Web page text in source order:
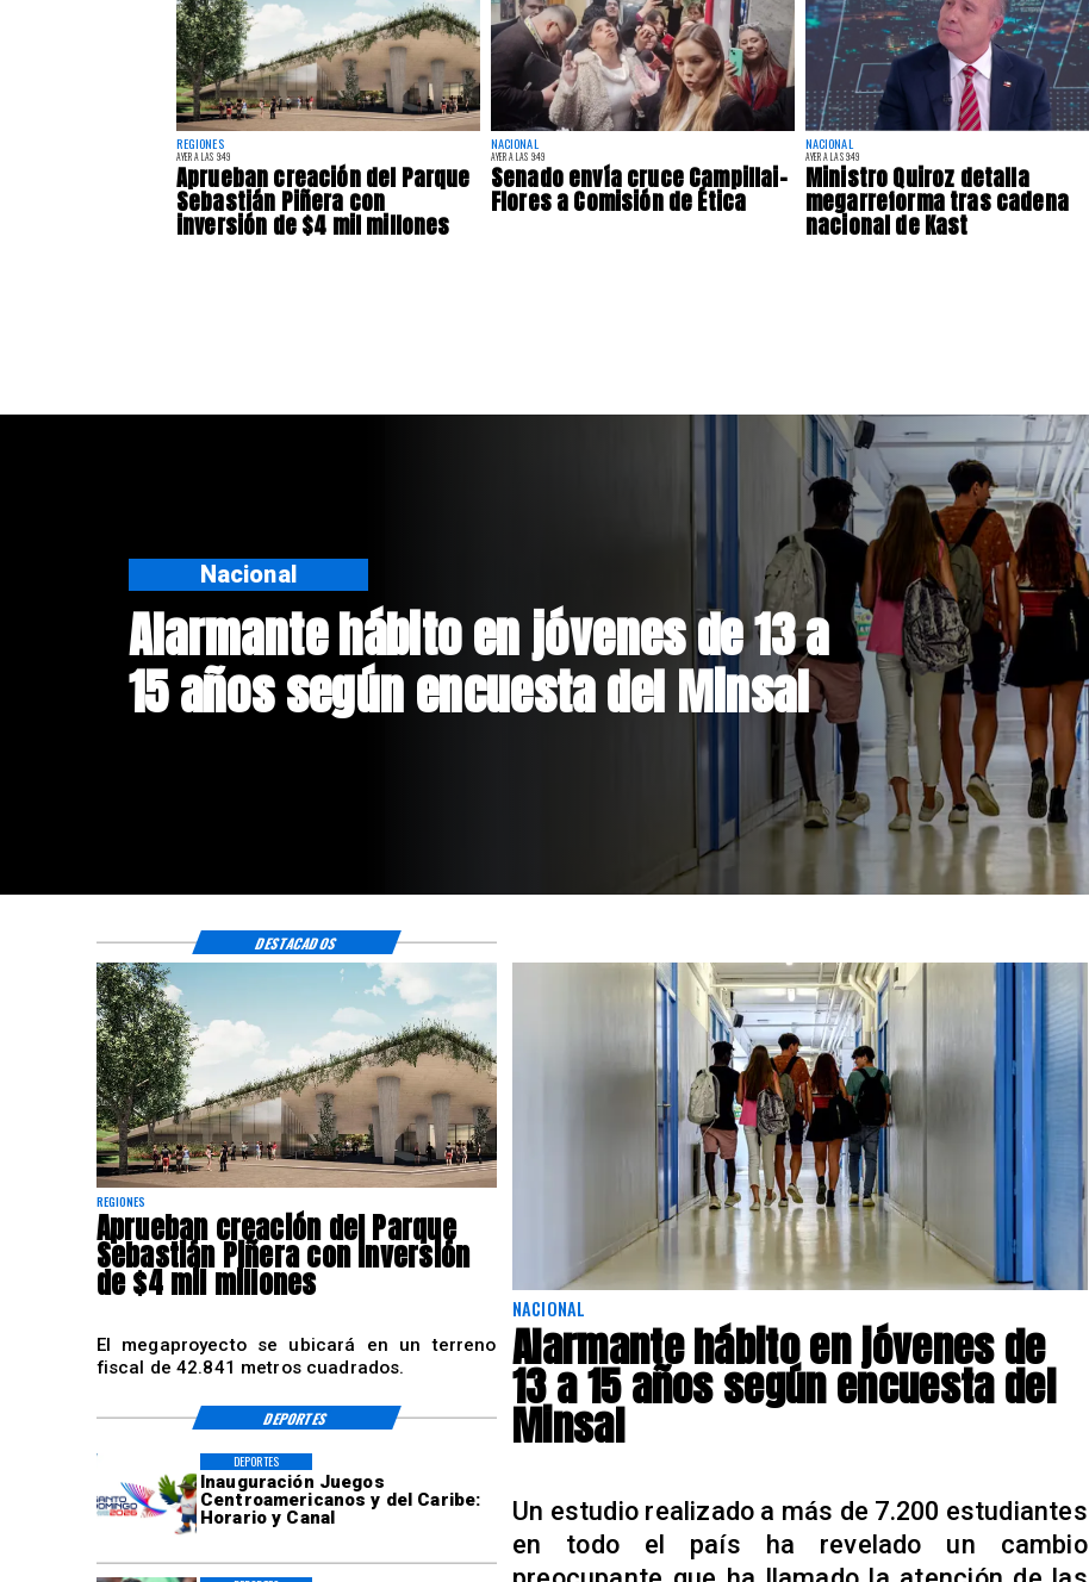
REGIONES
AYER A LAS 9:49
Aprueban creación del Parque
Sebastián Piñera con
inversión de $4 mil millones
NACIONAL
AYER A LAS 9:49
Senado envía cruce Campillai-
Flores a Comisión de Ética
NACIONAL
AYER A LAS 9:49
Ministro Quiroz detalla
megarreforma tras cadena
nacional de Kast
Alarmante hábito en jóvenes de 13 a
15 años según encuesta del Minsal
Nacional
Inauguración Juegos
Centroamericanos y del Caribe:
Horario y Canal
DEPORTES
REGIONES
Aprueban creación del Parque
Sebastián Piñera con inversión
de $4 mil millones
El megaproyecto se ubicará en un terreno
fiscal de 42.841 metros cuadrados.
NACIONAL
Alarmante hábito en jóvenes de
13 a 15 años según encuesta del
Minsal
Un estudio realizado a más de 7.200 estudiantes
en todo el país ha revelado un cambio
DESTACADOS
DEPORTES